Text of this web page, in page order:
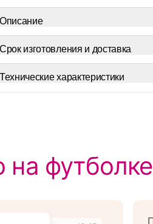
Описание
Срок изготовления и доставка
Технические характеристики
футболке